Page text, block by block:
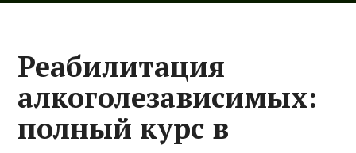
Реабилитация
алкоголезависимых:
полный курс в